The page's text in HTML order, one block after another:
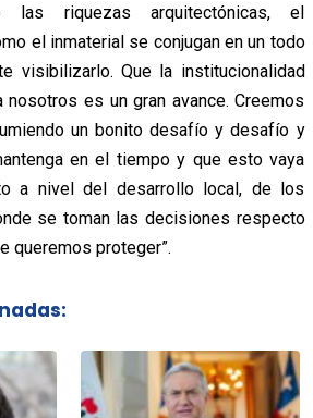
las riquezas arquitectónicas, el
el inmaterial se conjugan en un todo
visibilizarlo. Que la institucionalidad
nosotros es un gran avance. Creemos
un bonito desafío y desafío y
en el tiempo y que esto vaya
a nivel del desarrollo local, de los
se toman las decisiones respecto
queremos proteger”.